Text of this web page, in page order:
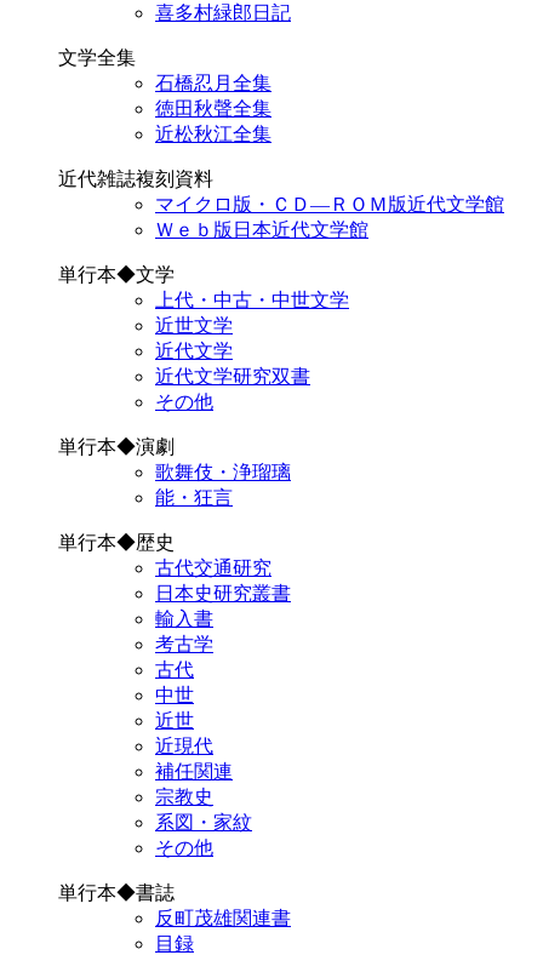
喜多村緑郎日記
文学全集
石橋忍月全集
徳田秋聲全集
近松秋江全集
近代雑誌複刻資料
マイクロ版・ＣＤ―ＲＯＭ版近代文学館
Ｗｅｂ版日本近代文学館
単行本◆文学
上代・中古・中世文学
近世文学
近代文学
近代文学研究双書
その他
単行本◆演劇
歌舞伎・浄瑠璃
能・狂言
単行本◆歴史
古代交通研究
日本史研究叢書
輸入書
考古学
古代
中世
近世
近現代
補任関連
宗教史
系図・家紋
その他
単行本◆書誌
反町茂雄関連書
目録